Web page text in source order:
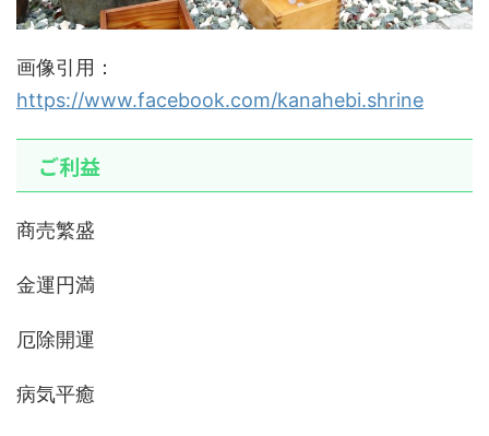
画像引用：
https://www.facebook.com/kanahebi.shrine
ご利益
商売繁盛
金運円満
厄除開運
病気平癒